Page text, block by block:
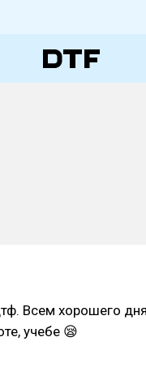
Всем хорошего
учебе 😪